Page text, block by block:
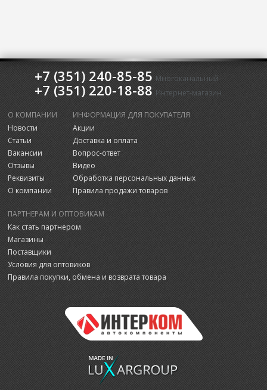
+7 (351) 240-85-85 Многоканальный
+7 (351) 220-18-88 Интернет-магазин
О КОМПАНИИ
Новости
Статьи
Вакансии
Отзывы
Реквизиты
О компании
ИНФОРМАЦИЯ ДЛЯ ПОКУПАТЕЛЯ
Акции
Доставка и оплата
Вопрос-ответ
Видео
Обработка персональных данных
Правила продажи товаров
ПАРТНЕРАМ И ОПТОВИКАМ
Как стать партнером
Магазины
Поставщики
Условия для оптовиков
Правила покупки, обмена и возврата товара